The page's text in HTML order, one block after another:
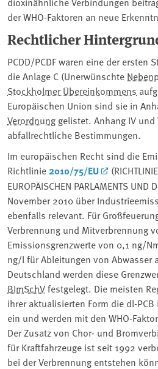
der WHO-Faktoren an neue
Rechtlicher
PCDD/PCDF waren eine der ersten
die Anlage C (Unerwünschte
Stockholmer Übereinkommens
Europäischen Union sind sie in
Verordnung gelistet. Anhang IV
abfallrechtliche Bestimmungen.
Im europäischen Recht sind die
Richtlinie 2010/75/EU
EUROPÄISCHEN PARLAMENTS UND
November 2010 über
ebenfalls relevant. Für
Verbrennung und Mitverbrennung
Emissionsgrenzwerte von 0,1 ng/
ng/l für Ableitungen von Abwasser
Deutschland werden diese
BImSchV festgelegt. Die meisten
ihrer aktualisierten Form die dl-⁠
ein und werden mit den WHO-
Der Zusatz von Chor- und
für Kraftfahrzeuge ist seit 1992
bei der Verbrennung entstehen